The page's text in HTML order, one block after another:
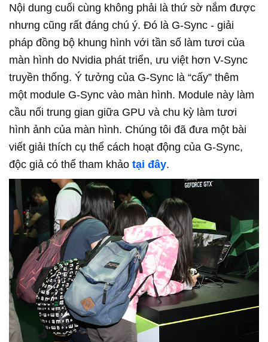
Nội dung cuối cùng không phải là thứ sờ nắm được
nhưng cũng rất đáng chú ý. Đó là G-Sync - giải
pháp đồng bộ khung hình với tần số làm tươi của
màn hình do Nvidia phát triển, ưu việt hơn V-Sync
truyền thống. Ý tưởng của G-Sync là “cấy” thêm
một module G-Sync vào màn hình. Module này làm
cầu nối trung gian giữa GPU và chu kỳ làm tươi
hình ảnh của màn hình. Chúng tôi đã đưa một bài
viết giải thích cụ thể cách hoạt động của G-Sync,
độc giả có thể tham khảo tại đây.